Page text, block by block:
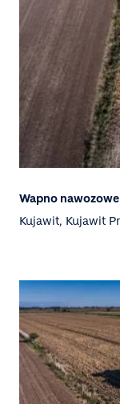
Wapno
Kujawit, Kujawit